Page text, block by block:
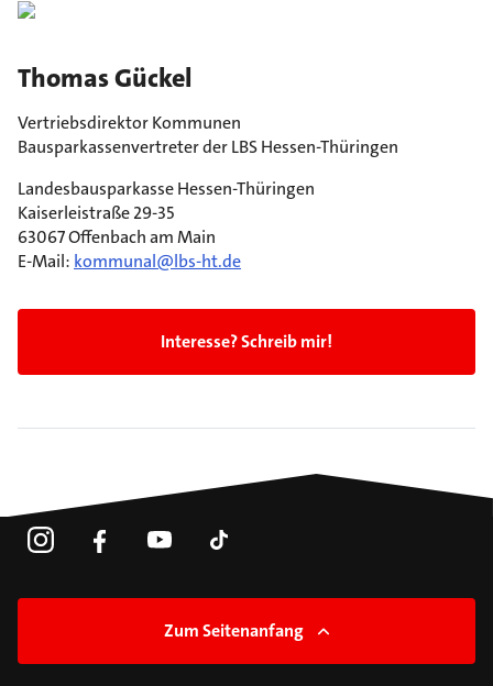
Thomas Gückel
Vertriebsdirektor Kommunen
Bausparkassenvertreter der LBS Hessen-Thüringen
Landesbausparkasse Hessen-Thüringen
Kaiserleistraße 29-35
63067 Offenbach am Main
E-Mail: kommunal@lbs-ht.de
Interesse? Schreib mir!
Zum Seitenanfang